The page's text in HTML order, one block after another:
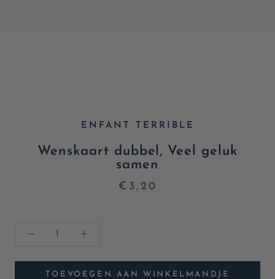
ENFANT TERRIBLE
Wenskaart dubbel, Veel geluk
samen
€3,20
TOEVOEGEN AAN WINKELMANDJE